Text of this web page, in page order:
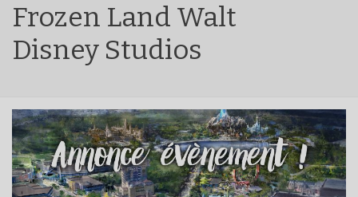
Frozen Land Walt
Disney Studios